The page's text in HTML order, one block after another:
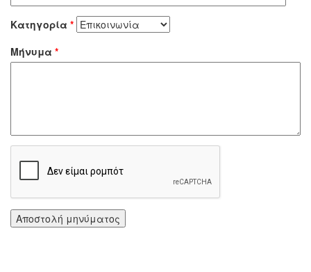
Κατηγορία *
Μήνυμα *